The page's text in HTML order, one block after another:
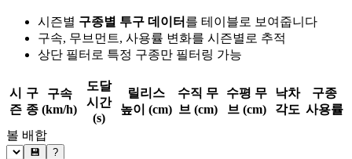
시즌별 구종별 투구 데이터 를 테이블로 보여줍니다
구속, 무브먼트, 사용률 변화를 시즌별로 추적
상단 필터로 특정 구종만 필터링 가능
시
즌
구
종
구속
(km/h)
도달
시간
(s)
릴리스
높이 (cm)
수직 무
브 (cm)
수평 무
브 (cm)
낙차
각도
구종
사용률
볼 배합
💾 ?